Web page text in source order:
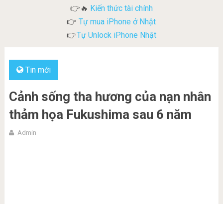
👉🔥 Kiến thức tài chính
👉 Tự mua iPhone ở Nhật
👉Tự Unlock iPhone Nhật
Tin mới
Cảnh sống tha hương của nạn nhân
thảm họa Fukushima sau 6 năm
Admin